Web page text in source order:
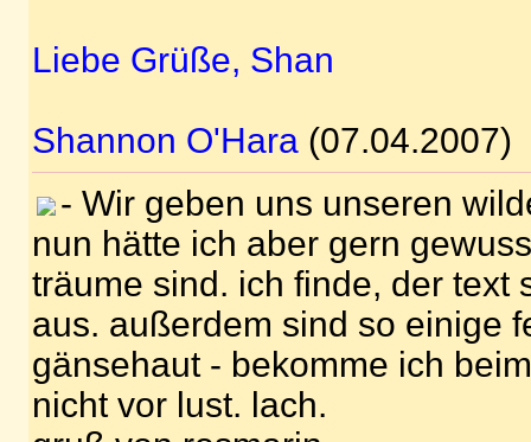
Liebe Grüße, Shan
Shannon O'Hara (07.04.2007)
- Wir geben uns unseren
nun hätte ich aber gern
träume sind. ich finde, der text
aus. außerdem sind so einige
gänsehaut - bekomme ich
nicht vor lust. lach.